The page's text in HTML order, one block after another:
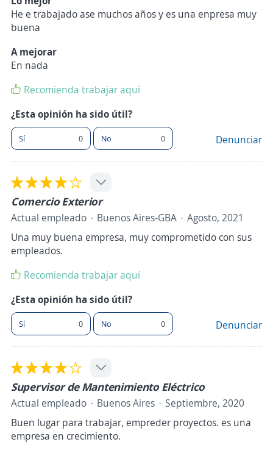
He e trabajado ase muchos años y es una enpresa muy
buena
A mejorar
En nada
Recomienda trabajar aquí
¿Esta opinión ha sido útil?
Sí 0 No 0 Denunciar
Comercio Exterior
Actual empleado Buenos Aires-GBA
Agosto, 2021
Una muy buena empresa, muy comprometido con sus
empleados.
Recomienda trabajar aquí
¿Esta opinión ha sido útil?
Sí 0 No 0 Denunciar
Supervisor de Mantenimiento Eléctrico
Actual empleado Buenos Aires
Septiembre, 2020
Buen lugar para trabajar, empreder proyectos. es una
empresa en crecimiento.